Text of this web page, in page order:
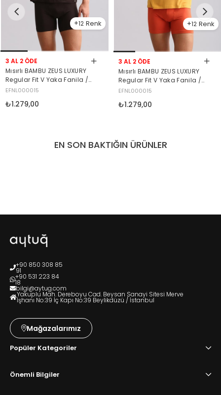
12
3 AL 2 ÖDE
Mısırlı BAMBU ZEUS LUXURY
Regular Fit V Yaka Fanila /
T-Shirt Kahverengi
EFNL000015
₺1.279,00
12
3 AL 2 ÖDE
Mısırlı BAMBU ZEUS LUXURY
Regular Fit V Yaka Fanila /
T-Shirt Hardal
EFNL000015
₺1.279,00
EN SON BAKTIĞIN ÜRÜNLER
+90 850 308 85
91
+90 531 223 84
18
bilgi@aytug.com
Yakuplu Mah. Dereboyu Cad. Beysan Sanayi Sitesi Merve
İşhanı No:39 İç Kapı No:39 Beylikdüzü / İstanbul
Mağazalarımız
Popüler Kategoriler
Önemli Bilgiler